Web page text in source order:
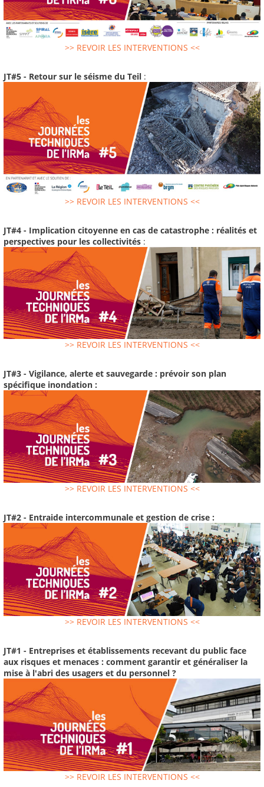
>> REVOIR LES INTERVENTIONS <<
JT#5 - Retour sur le séisme du Teil :
>> REVOIR LES INTERVENTIONS <<
JT#4 - Implication citoyenne en cas de catastrophe : réalités et
perspectives pour les collectivités :
>> REVOIR LES INTERVENTIONS <<
JT#3 - Vigilance, alerte et sauvegarde : prévoir son plan
spécifique inondation :
>> REVOIR LES INTERVENTIONS <<
JT#2 - Entraide intercommunale et gestion de crise :
>> REVOIR LES INTERVENTIONS <<
JT#1 - Entreprises et établissements recevant du public face
aux risques et menaces : comment garantir et généraliser la
mise à l'abri des usagers et du personnel ?
>> REVOIR LES INTERVENTIONS <<